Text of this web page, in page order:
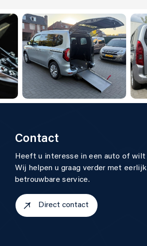
Contact
Heeft u interesse in een auto of
Wij helpen u graag verder met
betrouwbare service.
Direct contact